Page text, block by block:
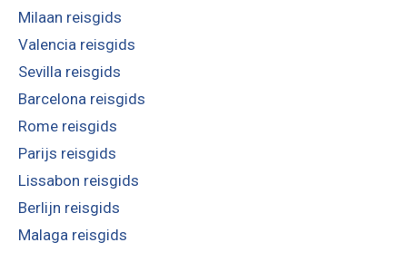
Milaan reisgids
Valencia reisgids
Sevilla reisgids
Barcelona reisgids
Rome reisgids
Parijs reisgids
Lissabon reisgids
Berlijn reisgids
Malaga reisgids